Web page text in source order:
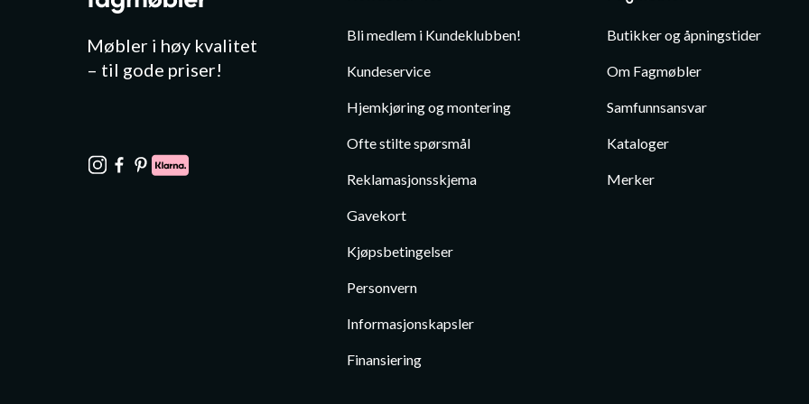
Møbler i høy kvalitet
– til gode priser!
Bli medlem i Kundeklubben!
Kundeservice
Hjemkjøring og montering
Ofte stilte spørsmål
Reklamasjonsskjema
Gavekort
Kjøpsbetingelser
Personvern
Informasjonskapsler
Finansiering
Butikker og åpningstider
Om Fagmøbler
Samfunnsansvar
Kataloger
Merker